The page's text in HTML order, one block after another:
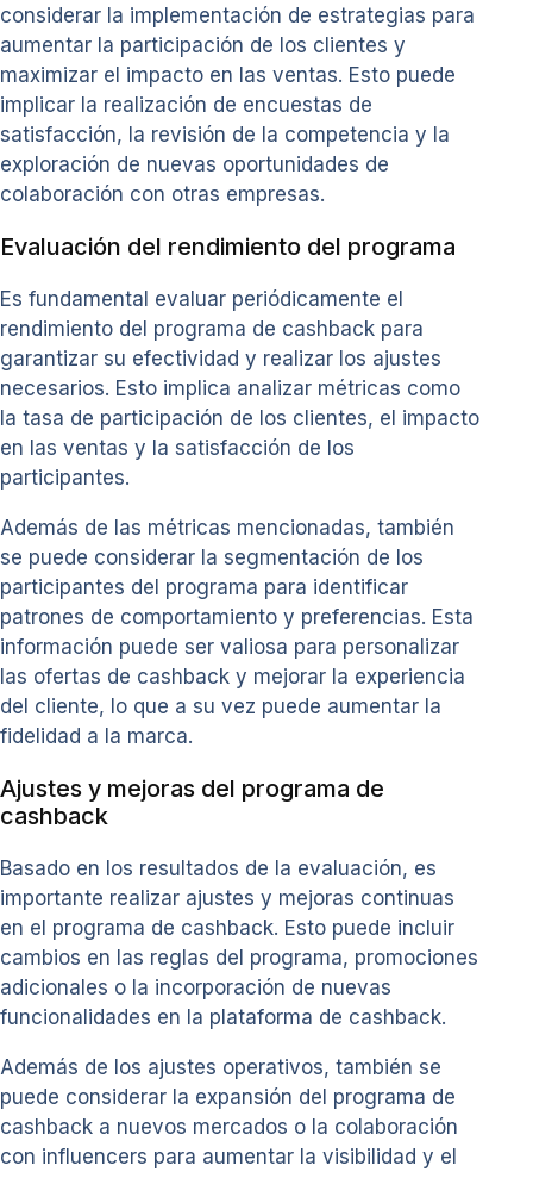
considerar la implementación de estrategias para
aumentar la participación de los clientes y
maximizar el impacto en las ventas. Esto puede
implicar la realización de encuestas de
satisfacción, la revisión de la competencia y la
exploración de nuevas oportunidades de
colaboración con otras empresas.
Evaluación del rendimiento del programa
Es fundamental evaluar periódicamente el
rendimiento del programa de cashback para
garantizar su efectividad y realizar los ajustes
necesarios. Esto implica analizar métricas como
la tasa de participación de los clientes, el impacto
en las ventas y la satisfacción de los
participantes.
Además de las métricas mencionadas, también
se puede considerar la segmentación de los
participantes del programa para identificar
patrones de comportamiento y preferencias. Esta
información puede ser valiosa para personalizar
las ofertas de cashback y mejorar la experiencia
del cliente, lo que a su vez puede aumentar la
fidelidad a la marca.
Ajustes y mejoras del programa de
cashback
Basado en los resultados de la evaluación, es
importante realizar ajustes y mejoras continuas
en el programa de cashback. Esto puede incluir
cambios en las reglas del programa, promociones
adicionales o la incorporación de nuevas
funcionalidades en la plataforma de cashback.
Además de los ajustes operativos, también se
puede considerar la expansión del programa de
cashback a nuevos mercados o la colaboración
con influencers para aumentar la visibilidad y el